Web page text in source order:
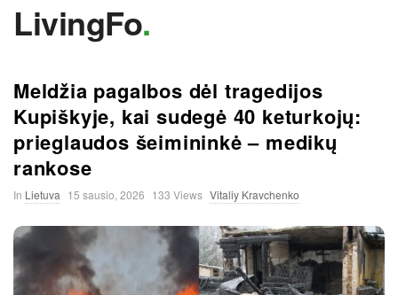
LivingFo.
Meldžia pagalbos dėl tragedijos
Kupiškyje, kai sudegė 40 keturkojų:
prieglaudos šeimininkė – medikų
rankose
In Lietuva 15 sausio, 2026 133 Views Vitaliy Kravchenko